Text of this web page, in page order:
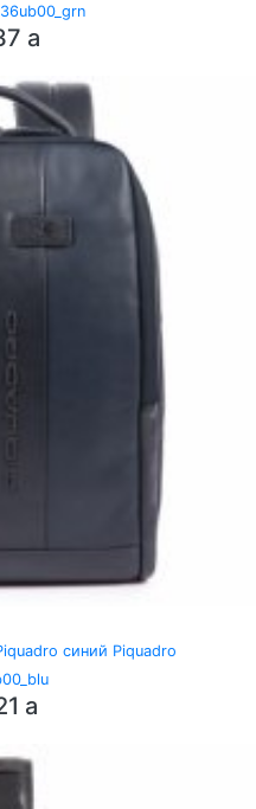
a
синий Piquadro
a